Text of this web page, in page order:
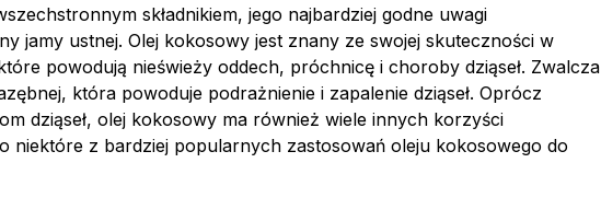
składnikiem, jego najbardziej godne uwagi
jamy ustnej. Olej kokosowy jest znany ze swojej skuteczności w
powodują nieświeży oddech, próchnicę i choroby dziąseł. Zwalcza
która powoduje podrażnienie i zapalenie dziąseł. Oprócz
dziąseł, olej kokosowy ma również wiele innych korzyści
niektóre z bardziej popularnych zastosowań oleju kokosowego do